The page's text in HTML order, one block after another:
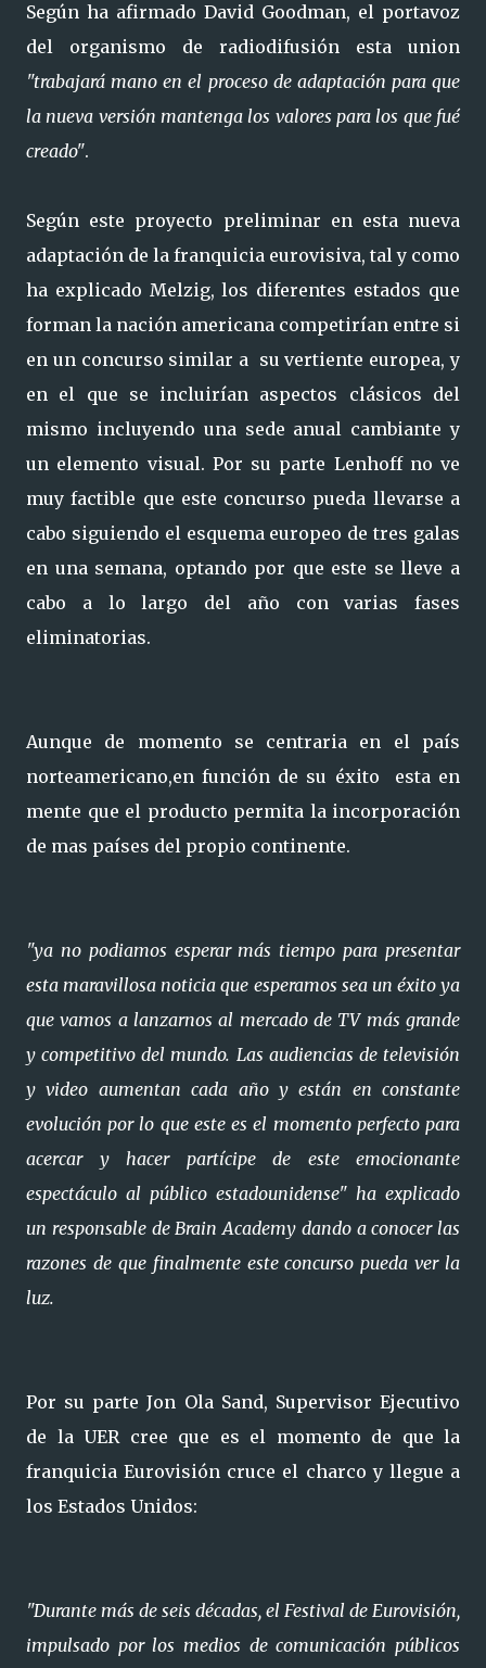
Según ha afirmado David Goodman, el portavoz
del organismo de radiodifusión esta union
"trabajará mano en el proceso de adaptación para que
la nueva versión mantenga los valores para los que fué
creado".
Según este proyecto preliminar en esta nueva
adaptación de la franquicia eurovisiva, tal y como
ha explicado Melzig, los diferentes estados que
forman la nación americana competirían entre si
en un concurso similar a su vertiente europea, y
en el que se incluirían aspectos clásicos del
mismo incluyendo una sede anual cambiante y
un elemento visual. Por su parte Lenhoff no ve
muy factible que este concurso pueda llevarse a
cabo siguiendo el esquema europeo de tres galas
en una semana, optando por que este se lleve a
cabo a lo largo del año con varias fases
eliminatorias.
Aunque de momento se centraria en el país
norteamericano,en función de su éxito esta en
mente que el producto permita la incorporación
de mas países del propio continente.
"ya no podiamos esperar más tiempo para presentar
esta maravillosa noticia que esperamos sea un éxito ya
que vamos a lanzarnos al mercado de TV más grande
y competitivo del mundo. Las audiencias de televisión
y video aumentan cada año y están en constante
evolución por lo que este es el momento perfecto para
acercar y hacer partícipe de este emocionante
espectáculo al público estadounidense" ha explicado
un responsable de Brain Academy dando a conocer las
razones de que finalmente este concurso pueda ver la
luz.
Por su parte Jon Ola Sand, Supervisor Ejecutivo
de la UER cree que es el momento de que la
franquicia Eurovisión cruce el charco y llegue a
los Estados Unidos:
"Durante más de seis décadas, el Festival de Eurovisión,
impulsado por los medios de comunicación públicos